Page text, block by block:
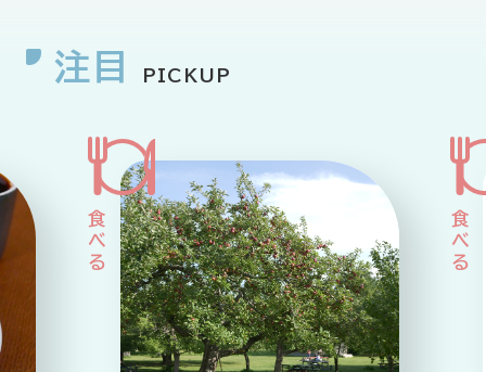
注目 PICKUP